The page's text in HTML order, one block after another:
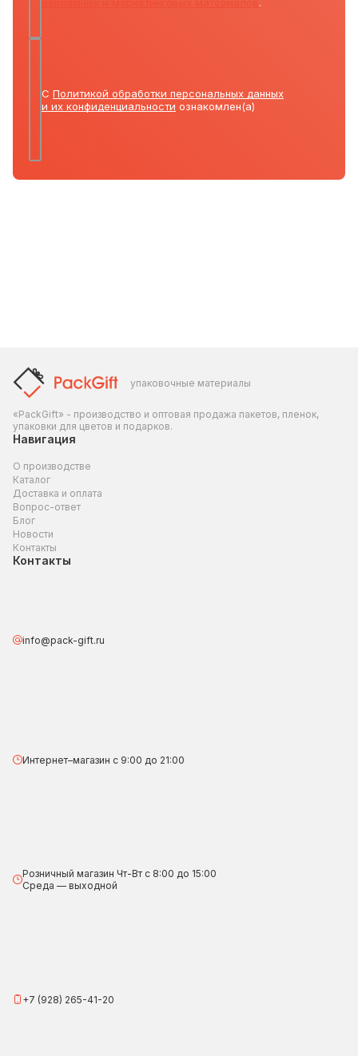
.
С Политикой обработки персональных данных
и их конфиденциальности ознакомлен(а)
упаковочные материалы
«PackGift» - производство и оптовая продажа пакетов, пленок,
упаковки для цветов и подарков.
Навигация
О производстве
Каталог
Доставка и оплата
Вопрос-ответ
Блог
Новости
Контакты
Контакты
info@pack-gift.ru
Интернет–магазин с 9:00 до 21:00
Розничный магазин Чт-Вт с 8:00 до 15:00
Среда — выходной
+7 (928) 265-41-20